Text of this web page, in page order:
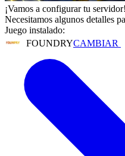
¡Vamos a configurar tu servidor!
Necesitamos algunos detalles
Juego instalado:
FOUNDRYCAMBIAR